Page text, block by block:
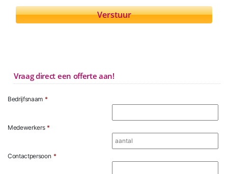
Vraag direct een offerte aan!
Bedrijfsnaam *
Medewerkers *
Contactpersoon *